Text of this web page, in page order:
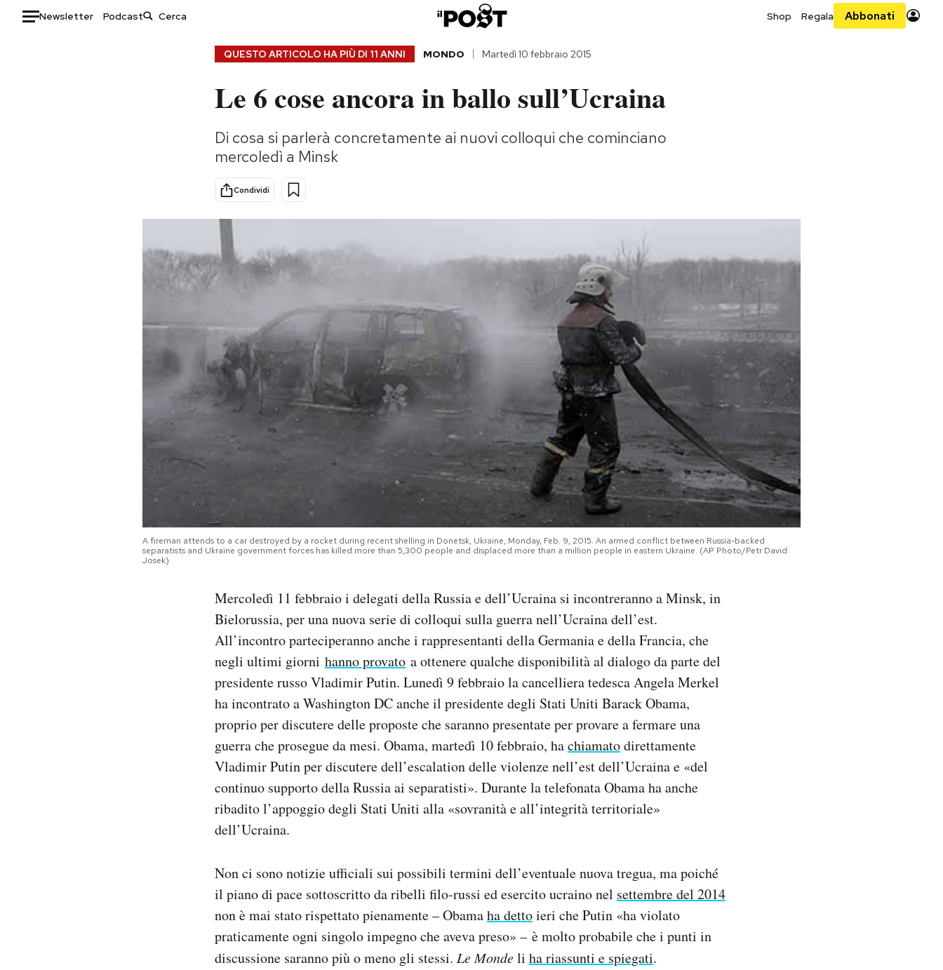
Newsletter Podcast Shop Regala Abbonati
Consumismi
Storie/Idee
Ok Boomer!
Media
Altrecose
Mondiali calcio 2026
QUESTO ARTICOLO HA PIÙ DI 11 ANNI MONDO Martedì 10 febbraio 2015
Le 6 cose ancora in ballo sull’Ucraina
Di cosa si parlerà concretamente ai nuovi colloqui che cominciano
mercoledì a Minsk
Condividi
A fireman attends to a car destroyed by a rocket during recent shelling in Donetsk, Ukraine, Monday, Feb. 9, 2015. An armed conflict between Russia-backed
separatists and Ukraine government forces has killed more than 5,300 people and displaced more than a million people in eastern Ukraine. (AP Photo/Petr David
Josek)
Mercoledì 11 febbraio i delegati della Russia e dell’Ucraina si incontreranno a Minsk, in
Bielorussia, per una nuova serie di colloqui sulla guerra nell’Ucraina dell’est.
All’incontro parteciperanno anche i rappresentanti della Germania e della Francia, che
negli ultimi giorni hanno provato a ottenere qualche disponibilità al dialogo da parte del
presidente russo Vladimir Putin. Lunedì 9 febbraio la cancelliera tedesca Angela Merkel
ha incontrato a Washington DC anche il presidente degli Stati Uniti Barack Obama,
proprio per discutere delle proposte che saranno presentate per provare a fermare una
guerra che prosegue da mesi. Obama, martedì 10 febbraio, hachiamatodirettamente
Vladimir Putin per discutere dell’escalation delle violenze nell’est dell’Ucraina e «del
continuo supporto della Russia ai separatisti». Durante la telefonata Obama ha anche
ribadito l’appoggio degli Stati Uniti alla «sovranità e all’integrità territoriale»
dell’Ucraina.
Non ci sono notizie ufficiali sui possibili termini dell’eventuale nuova tregua, ma poiché
il piano di pace sottoscritto da ribelli filo-russi ed esercito ucraino nel settembre del 2014
non è mai stato rispettato pienamente – Obamaha dettoieri che Putin «ha violato
praticamente ogni singolo impegno che aveva preso» – è molto probabile che i punti in
discussione saranno più o meno gli stessi. Le Mondeli ha riassunti e spiegati.